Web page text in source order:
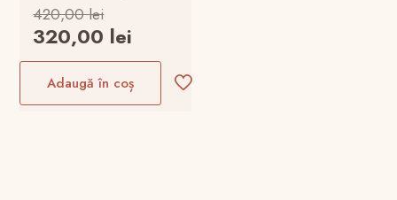
420,00lei
inițial
a
fost:
420,00 lei.
320,00 lei
curent
este:
320,00 lei.
Adaugă în coș